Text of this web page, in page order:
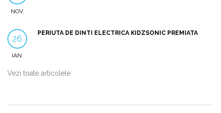
NOV.
26
IAN.
PERIUTA DE DINTI ELECTRICA KIDZSONIC PREMIATA
Vezi toate articolele